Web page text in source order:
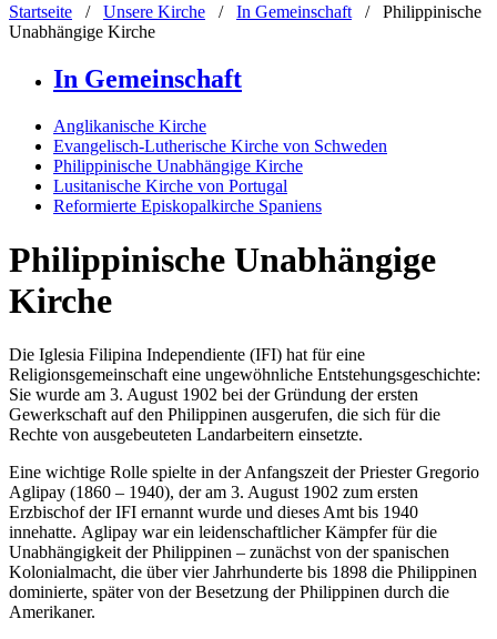
Startseite / Unsere Kirche / In Gemeinschaft / Philippinische
Unabhängige Kirche
In Gemeinschaft
Anglikanische Kirche
Evangelisch-Lutherische Kirche von Schweden
Philippinische Unabhängige Kirche
Lusitanische Kirche von Portugal
Reformierte Episkopalkirche Spaniens
Philippinische Unabhängige
Kirche
Die Iglesia Filipina Independiente (IFI) hat für eine
Religionsgemeinschaft eine ungewöhnliche Entstehungsgeschichte:
Sie wurde am 3. August 1902 bei der Gründung der ersten
Gewerkschaft auf den Philippinen ausgerufen, die sich für die
Rechte von ausgebeuteten Landarbeitern einsetzte.
Eine wichtige Rolle spielte in der Anfangszeit der Priester Gregorio
Aglipay (1860 – 1940), der am 3. August 1902 zum ersten
Erzbischof der IFI ernannt wurde und dieses Amt bis 1940
innehatte. Aglipay war ein leidenschaftlicher Kämpfer für die
Unabhängigkeit der Philippinen – zunächst von der spanischen
Kolonialmacht, die über vier Jahrhunderte bis 1898 die Philippinen
dominierte, später von der Besetzung der Philippinen durch die
Amerikaner.